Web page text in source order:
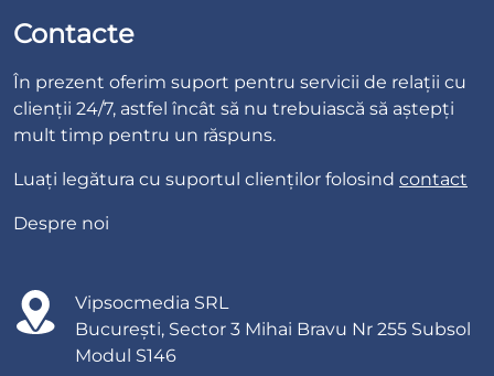
Contacte
În prezent oferim suport pentru servicii de relații cu
clienții 24/7, astfel încât să nu trebuiască să aștepți
mult timp pentru un răspuns.
Luați legătura cu suportul clienților folosind contact
Despre noi
Vipsocmedia SRL
București, Sector 3 Mihai Bravu Nr 255 Subsol
Modul S146